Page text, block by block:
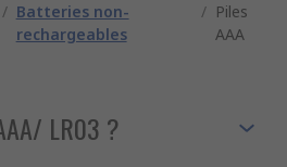
/ Batteries non-
rechargeables
/ Piles
AAA
LR03 ?